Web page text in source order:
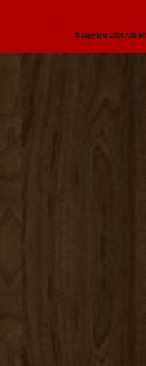
© Copyright 2026 ASD